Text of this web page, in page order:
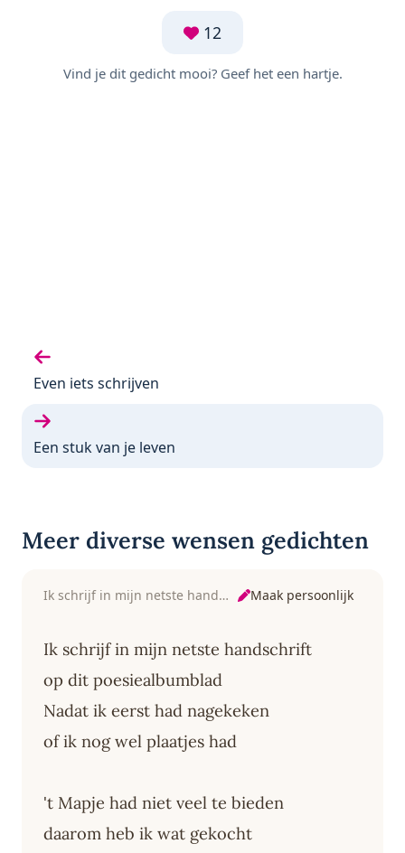
12
Vind je dit gedicht mooi? Geef het een hartje.
Vorige gedicht:
Even iets schrijven
Volgende gedicht:
Een stuk van je leven
Meer diverse wensen gedichten
Ik schrijf in mijn netste handschrift Maak persoonlijk
Ik schrijf in mijn netste handschrift
op dit poesiealbumblad
Nadat ik eerst had nagekeken
of ik nog wel plaatjes had
't Mapje had niet veel te bieden
daarom heb ik wat gekocht